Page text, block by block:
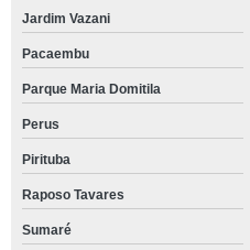
Jardim Vazani
Pacaembu
Parque Maria Domitila
Perus
Pirituba
Raposo Tavares
Sumaré